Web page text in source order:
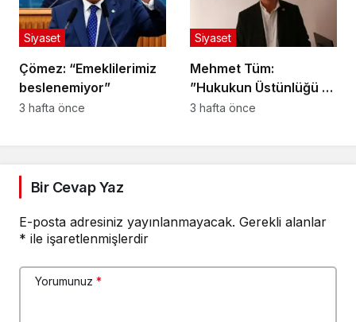
Çömez: “Emeklilerimiz
beslenemiyor”
Siyaset
3 hafta önce
Mehmet Tüm:
”Hukukun Üstünlüğü ve
Adil Yargılanma İlkesi
Siyaset
3 hafta önce
Bir Cevap Yaz
E-posta adresiniz yayınlanmayacak. Gerekli alanlar
* ile işaretlenmişlerdir
Yorumunuz *